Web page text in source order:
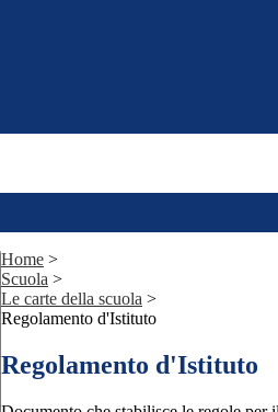
Home >
Scuola >
Le carte della scuola >
Regolamento d'Istituto
Regolamento d'Istituto